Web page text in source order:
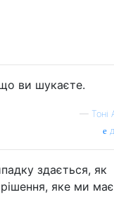
ви шукаєте.
— Тоні
здається, як
яке ми